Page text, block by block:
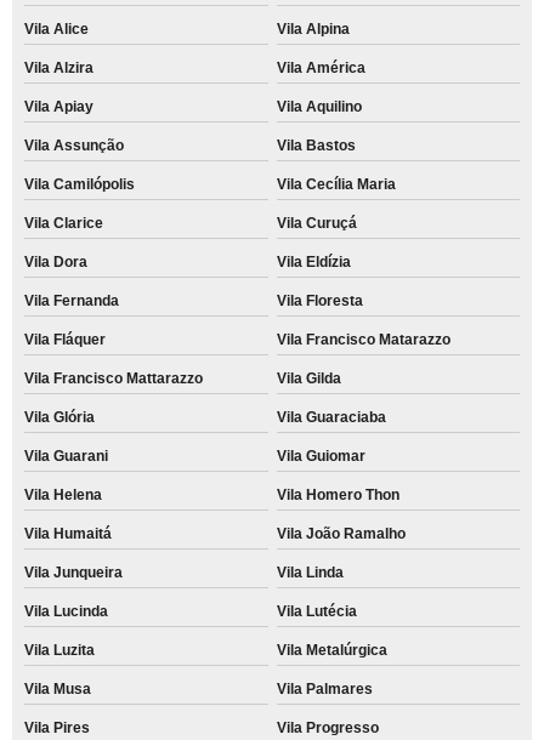
Vila Alice Vila Alpina
Vila Alzira Vila América
Vila Apiay Vila Aquilino
Vila Assunção Vila Bastos
Vila Camilópolis Vila Cecília Maria
Vila Clarice Vila Curuçá
Vila Dora Vila Eldízia
Vila Fernanda Vila Floresta
Vila Fláquer Vila Francisco Matarazzo
Vila Francisco Mattarazzo Vila Gilda
Vila Glória Vila Guaraciaba
Vila Guarani Vila Guiomar
Vila Helena Vila Homero Thon
Vila Humaitá Vila João Ramalho
Vila Junqueira Vila Linda
Vila Lucinda Vila Lutécia
Vila Luzita Vila Metalúrgica
Vila Musa Vila Palmares
Vila Pires Vila Progresso